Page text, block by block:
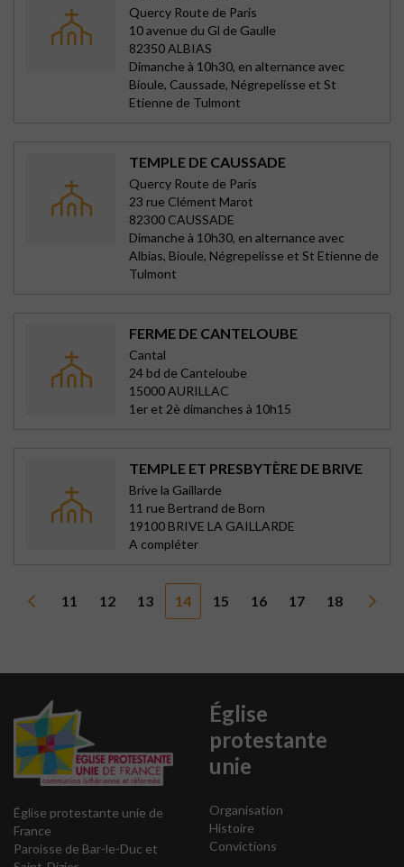
Quercy Route de Paris
10 avenue du Gl de Gaulle
82350 ALBIAS
Dimanche à 10h30, en alternance avec
Bioule, Caussade, Négrepelisse et St
Etienne de Tulmont
TEMPLE DE CAUSSADE
Quercy Route de Paris
23 rue Clément Marot
82300 CAUSSADE
Dimanche à 10h30, en alternance avec
Albias, Bioule, Négrepelisse et St Etienne de
Tulmont
FERME DE CANTELOUBE
Cantal
24 bd de Canteloube
15000 AURILLAC
1er et 2è dimanches à 10h15
TEMPLE ET PRESBYTÈRE DE BRIVE
Brive la Gaillarde
11 rue Bertrand de Born
19100 BRIVE LA GAILLARDE
A compléter
11 12 13 14 15 16 17 18
Église protestante unie de
France
Paroisse de Bar-le-Duc et
Église
protestante
unie
Organisation
Histoire
Convictions